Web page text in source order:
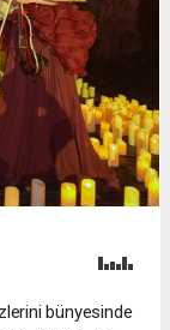
bünyesinde